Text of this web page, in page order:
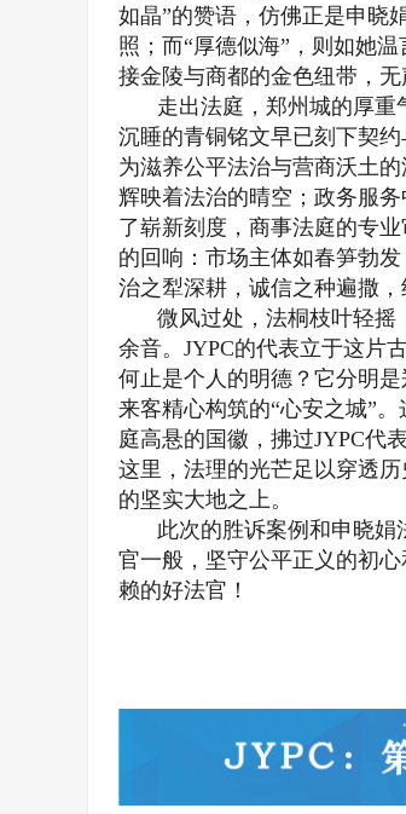
如晶”的赞语，仿佛正是申晓
照；而“厚德似海”，则如她
接金陵与商都的金色纽带，
走出法庭，郑州城的厚重
沉睡的青铜铭文早已刻下契
为滋养公平法治与营商沃土
辉映着法治的晴空；政务服
了崭新刻度，商事法庭的专
的回响：市场主体如春笋勃
治之犁深耕，诚信之种遍撒，
微风过处，法桐枝叶轻摇
余音。JYPC的代表立于这片
何止是个人的明德？它分明
来客精心构筑的“心安之城”
庭高悬的国徽，拂过JYPC
这里，法理的光芒足以穿透
的坚实大地之上。
此次的胜诉案例和申晓娟
官一般，坚守公平正义的初
赖的好法官！